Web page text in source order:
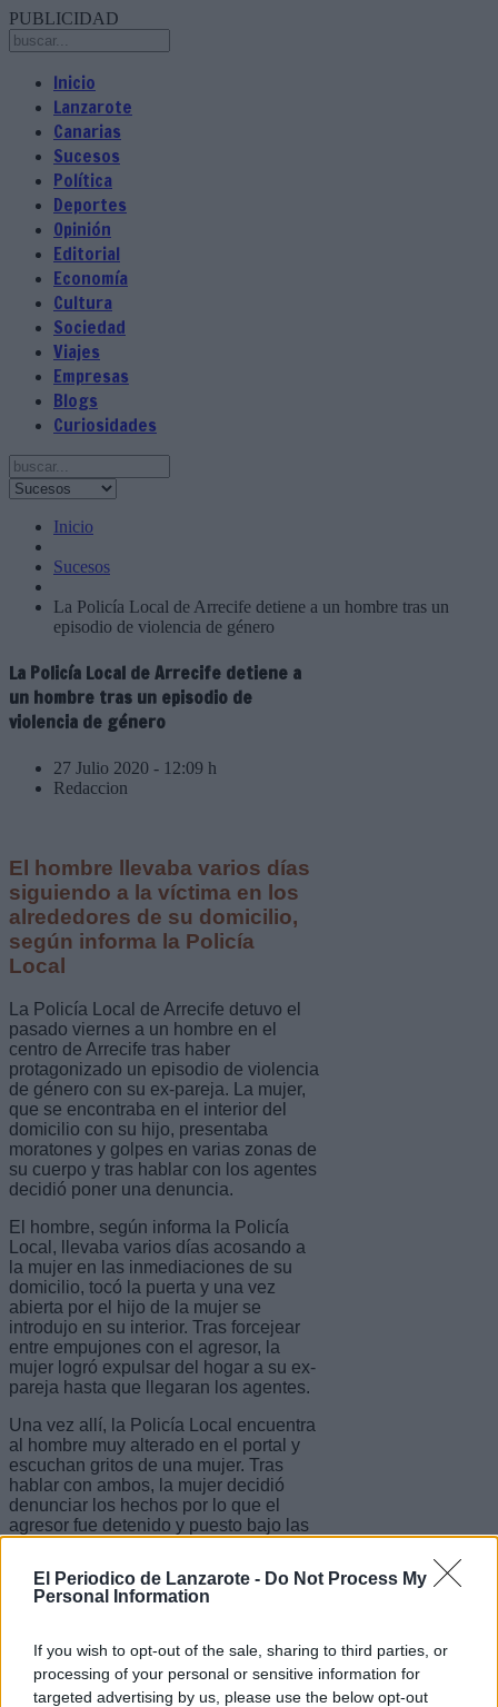
El Periodico de Lanzarote - Do Not Process My
Personal Information
If you wish to opt-out of the sale, sharing to third parties, or
processing of your personal or sensitive information for
targeted advertising by us, please use the below opt-out
PUBLICIDAD
Inicio
Lanzarote
Canarias
Sucesos
Política
Deportes
Opinión
Editorial
Economía
Cultura
Sociedad
Viajes
Empresas
Blogs
Curiosidades
Inicio
Sucesos
La Policía Local de Arrecife detiene a un hombre tras un
episodio de violencia de género
La Policía Local de Arrecife detiene a
un hombre tras un episodio de
violencia de género
27 Julio 2020 - 12:09 h
Redaccion
El hombre llevaba varios días
siguiendo a la víctima en los
alrededores de su domicilio,
según informa la Policía
Local
La Policía Local de Arrecife detuvo el
pasado viernes a un hombre en el
centro de Arrecife tras haber
protagonizado un episodio de violencia
de género con su ex-pareja. La mujer,
que se encontraba en el interior del
domicilio con su hijo, presentaba
moratones y golpes en varias zonas de
su cuerpo y tras hablar con los agentes
decidió poner una denuncia.
El hombre, según informa la Policía
Local, llevaba varios días acosando a
la mujer en las inmediaciones de su
domicilio, tocó la puerta y una vez
abierta por el hijo de la mujer se
introdujo en su interior. Tras forcejear
entre empujones con el agresor, la
mujer logró expulsar del hogar a su ex-
pareja hasta que llegaran los agentes.
Una vez allí, la Policía Local encuentra
al hombre muy alterado en el portal y
escuchan gritos de una mujer. Tras
hablar con ambos, la mujer decidió
denunciar los hechos por lo que el
agresor fue detenido y puesto bajo las
Escribir un comentario
(requerido)